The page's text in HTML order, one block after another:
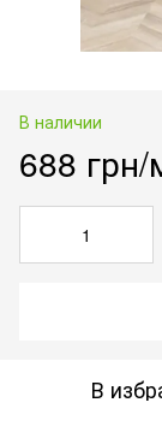
В наличии
688 грн/
В